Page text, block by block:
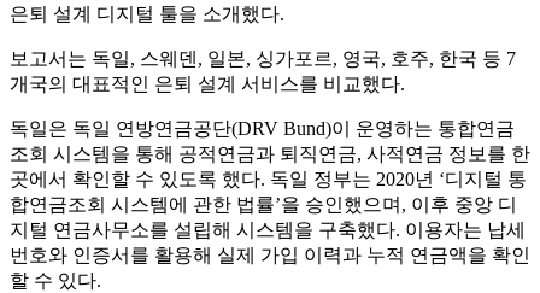
은퇴 설계 디지털 툴을 소개했다.
보고서는 독일, 스웨덴, 일본, 싱가포르, 영국, 호주, 한국 등 7
개국의 대표적인 은퇴 설계 서비스를 비교했다.
독일은 독일 연방연금공단(DRV Bund)이 운영하는 통합연금
조회 시스템을 통해 공적연금과 퇴직연금, 사적연금 정보를 한
곳에서 확인할 수 있도록 했다. 독일 정부는 2020년 ‘디지털 통
합연금조회 시스템에 관한 법률’을 승인했으며, 이후 중앙 디
지털 연금사무소를 설립해 시스템을 구축했다. 이용자는 납세
번호와 인증서를 활용해 실제 가입 이력과 누적 연금액을 확인
할 수 있다.